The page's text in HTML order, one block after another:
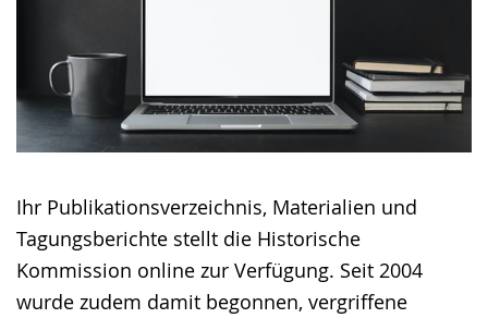
Ihr Publikationsverzeichnis, Materialien und
Tagungsberichte stellt die Historische
Kommission online zur Verfügung. Seit 2004
wurde zudem damit begonnen, vergriffene